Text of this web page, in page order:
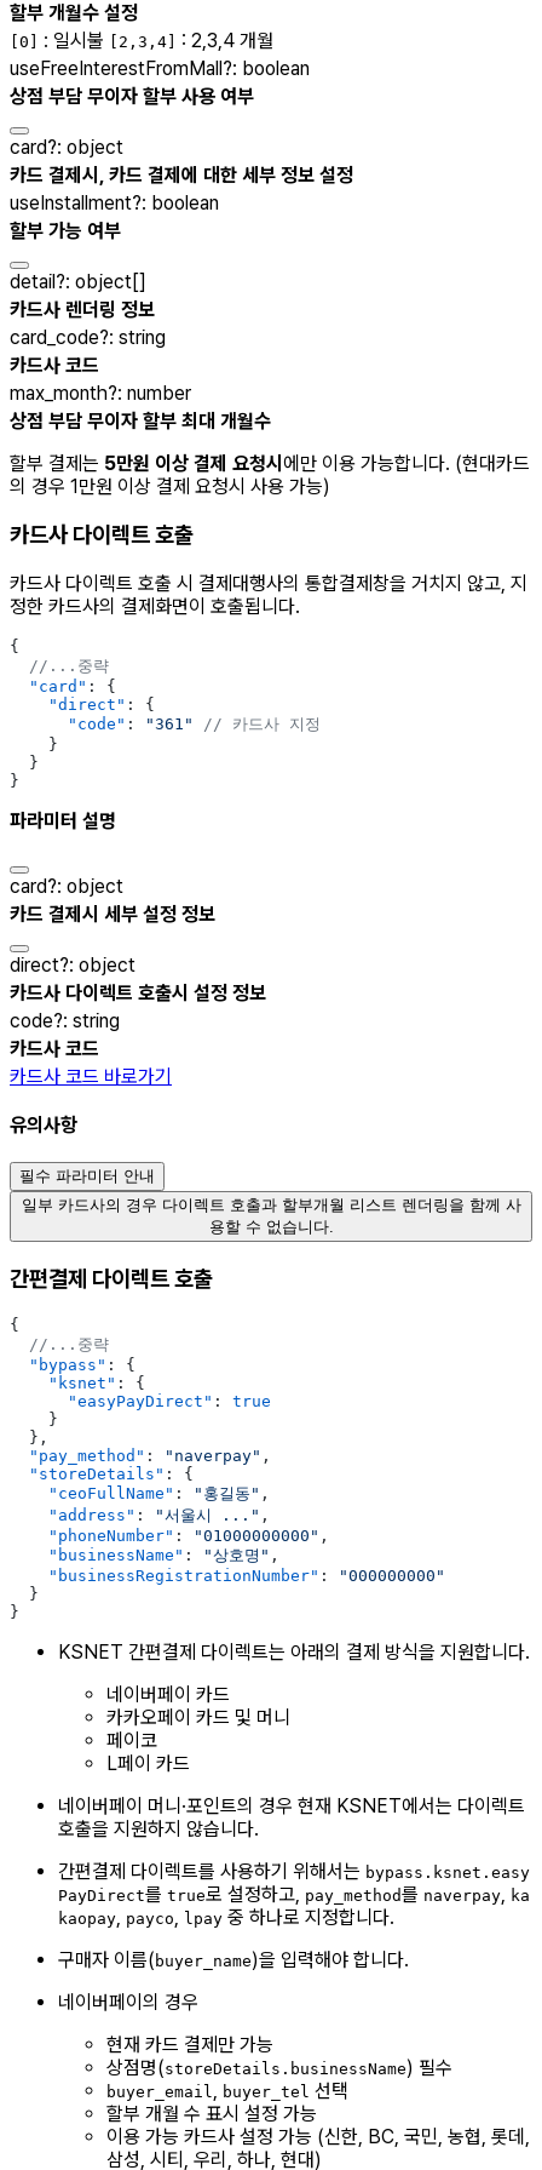
할부 개월수 설정
[0] : 일시불 [2,3,4]
: 2,3,4 개월
useFreeInterestFromMall ?: boolean
상점 부담 무이자 할부 사용 여부
card?: object
카드 결제시, 카드 결제에 대한 세부 정보 설정
useInstallment?: boolean
할부 가능 여부
detail ?: object[]
카드사 렌더링 정보
card_code?: string
카드사 코드
max_month?: number
상점 부담 무이자 할부 최대 개월수
할부 결제는 5만원 이상 결제 요청시 에만 이용 가능합니다. (현대카드
의 경우 1만원 이상 결제 요청시 사용 가능)
카드사 다이렉트 호출
카드사 다이렉트 호출 시 결제대행사의 통합결제창을 거치지 않고, 지
정한 카드사의 결제화면이 호출됩니다.
{
  //...중략
  "card"
: {
    "direct"
: {
      "code"
: "361"
// 카드사 지정
    }
  }
}
파라미터 설명
card?: object
카드 결제시 세부 설정 정보
direct?: object
카드사 다이렉트 호출시 설정 정보
code?: string
카드사 코드
카드사 코드 바로가기
유의사항
필수 파라미터 안내
일부 카드사의 경우 다이렉트 호출과 할부개월 리스트 렌더링을 함께 사
용할 수 없습니다.
간편결제 다이렉트 호출
{
  //...중략
  "bypass"
: {
    "ksnet"
: {
      "easyPayDirect"
: true
    }
  },
  "pay_method"
: "naverpay" ,
  "storeDetails"
: {
    "ceoFullName"
: "홍길동" ,
    "address"
: "서울시 ..." ,
    "phoneNumber"
: "01000000000" ,
    "businessName"
: "상호명" ,
    "businessRegistrationNumber"
:
"000000000"
  }
}
KSNET 간편결제 다이렉트는 아래의 결제 방식을 지원합니다.
네이버페이 카드
카카오페이 카드 및 머니
페이코
L페이 카드
네이버페이 머니·포인트의 경우 현재 KSNET에서는 다이렉트
호출을 지원하지 않습니다.
간편결제 다이렉트를 사용하기 위해서는 bypass.ksnet.easy
PayDirect를 true로 설정하고, pay_method를 naverpay
ka
kaopay payco lpay 중 하나로 지정합니다.
구매자 이름( buyer_name)을 입력해야 합니다.
네이버페이의 경우
현재 카드 결제만 가능
상점명(storeDetails.businessName) 필수
buyer_email buyer_tel 선택
할부 개월 수 표시 설정 가능
이용 가능 카드사 설정 가능 (신한, BC, 국민, 농협, 롯데,
삼성, 시티, 우리, 하나, 현대)